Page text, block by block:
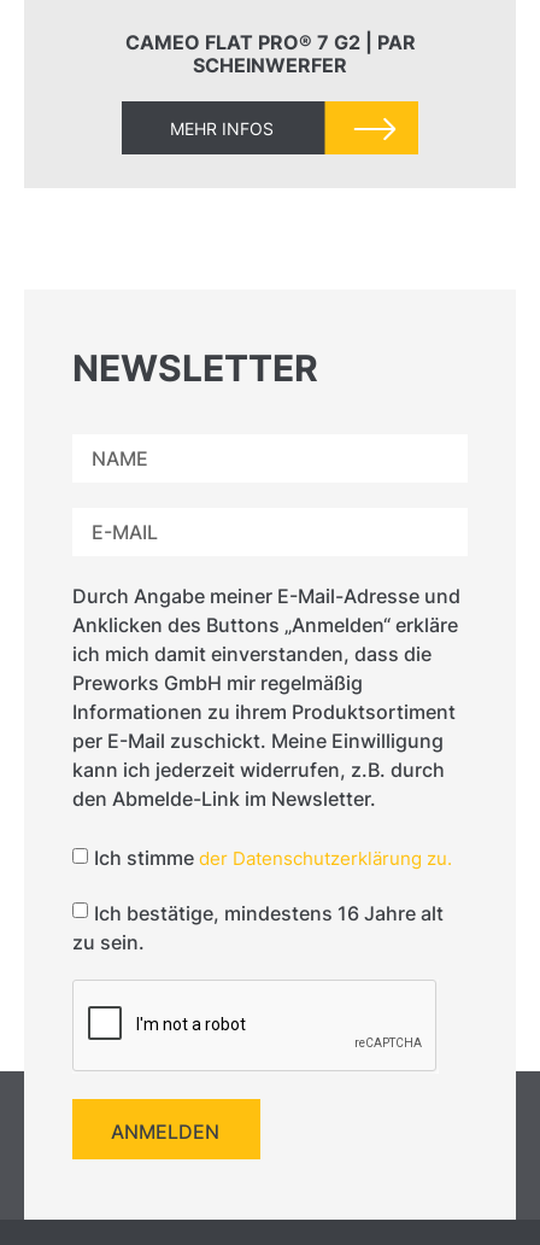
CAMEO FLAT PRO® 7 G2 | PAR
SCHEINWERFER
MEHR INFOS
NEWSLETTER
Durch Angabe meiner E-Mail-Adresse und
Anklicken des Buttons „Anmelden“ erkläre
ich mich damit einverstanden, dass die
Preworks GmbH mir regelmäßig
Informationen zu ihrem Produktsortiment
per E-Mail zuschickt. Meine Einwilligung
kann ich jederzeit widerrufen, z.B. durch
den Abmelde-Link im Newsletter.
Ich stimme der Datenschutzerklärung zu.
Ich bestätige, mindestens 16 Jahre alt
zu sein.
ANMELDEN